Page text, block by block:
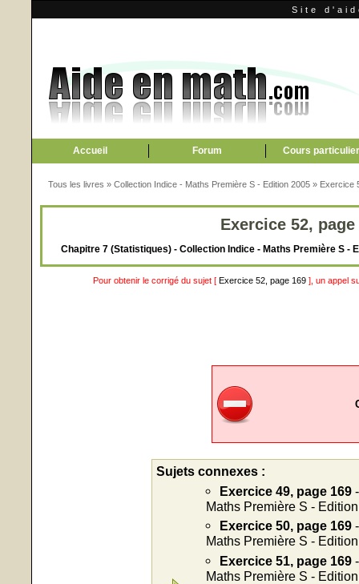
Site
Accueil Forum Cours
Tous les livres » Collection Indice - Maths Première S - Edition 2005 » Exercice
Exercice 52, page
Chapitre 7 (Statistiques) - Collection Indice - Maths Première S -
Pour obtenir le corrigé du sujet [ Exercice 52, page 169 ], un appel
Sujets connexes :
Exercice 49, page 169
Maths Première S -
Exercice 50, page 169
Maths Première S -
Exercice 51, page 169
Maths Première S -